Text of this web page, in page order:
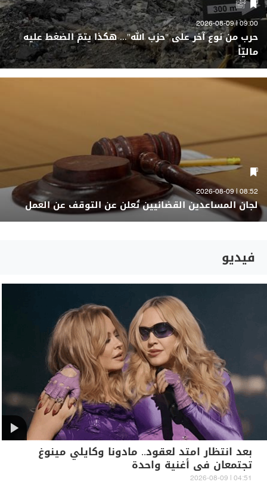
09:00 | 2026-08-09
حرب من نوع آخر على "حزب الله"... هكذا يتمّ الضغط عليه
ماليّاً
08:52 | 2026-08-09
لجان المساعدين القضائيين تُعلن عن التوقف عن العمل
فيديو
بعد انتظار امتد لعقود.. مادونا وكايلي مينوغ
تجتمعان في أغنية واحدة
04:51 | 2026-08-09